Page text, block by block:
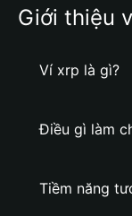
Giới thiệu
Ví xrp là gì?
Điều gì làm
Tiềm năng